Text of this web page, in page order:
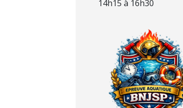
14h15 à 16h30